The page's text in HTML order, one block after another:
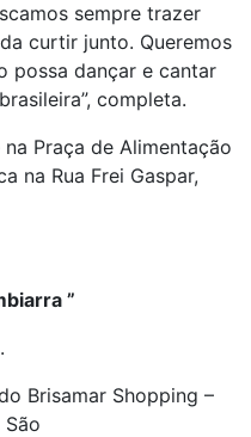
sempre trazer
curtir junto. Queremos
possa dançar e cantar
completa.
na Praça de Alimentação
na Rua Frei Gaspar,
”
Brisamar Shopping –
São